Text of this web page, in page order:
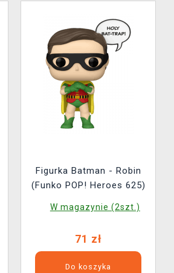
Figurka Batman - Robin
(Funko POP! Heroes 625)
W magazynie (2szt.)
71 zł
Do koszyka